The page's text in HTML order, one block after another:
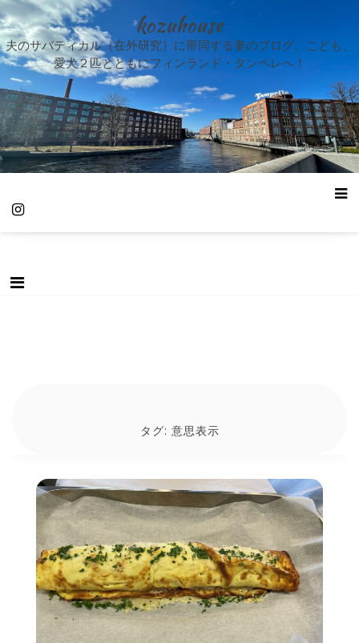
kozuhouse
夫のサバティカル（在外研究）に帯同する妻のブログ。こども、
愛犬２匹とともにフィンランド・タンペレへ！
タグ: 意思表示